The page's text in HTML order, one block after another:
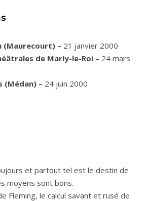
(Maurecourt) – 21 janvier 2000
de Marly-le-Roi – 24 mars
(Médan) – 24 juin 2000
et partout tel est le destin de
moyens sont bons.
Fleming, le calcul savant et rusé de